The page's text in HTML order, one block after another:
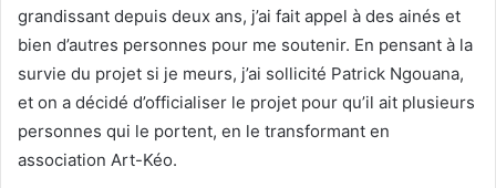
grandissant depuis deux ans, j’ai fait appel à des ainés et
bien d’autres personnes pour me soutenir. En pensant à la
survie du projet si je meurs, j’ai sollicité Patrick Ngouana,
et on a décidé d’officialiser le projet pour qu’il ait plusieurs
personnes qui le portent, en le transformant en
association Art-Kéo.